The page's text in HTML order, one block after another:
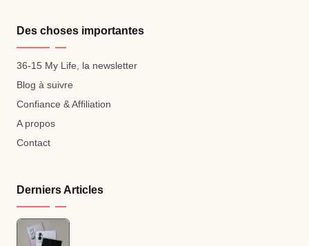
Des choses importantes
36-15 My Life, la newsletter
Blog à suivre
Confiance & Affiliation
A propos
Contact
Derniers Articles